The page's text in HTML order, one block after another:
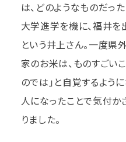
は、どのようなものだった
大学進学を機に、福井
という井上さん。一度県
家のお米は、ものすごい
のでは」と自覚するよう
人になったことで気付か
りました。